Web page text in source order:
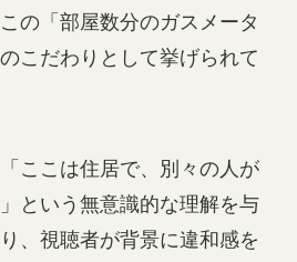
の「部屋数分のガスメータ
こだわりとして挙げられて
ここは住居で、別々の人が
という無意識的な理解を与
、視聴者が背景に違和感を